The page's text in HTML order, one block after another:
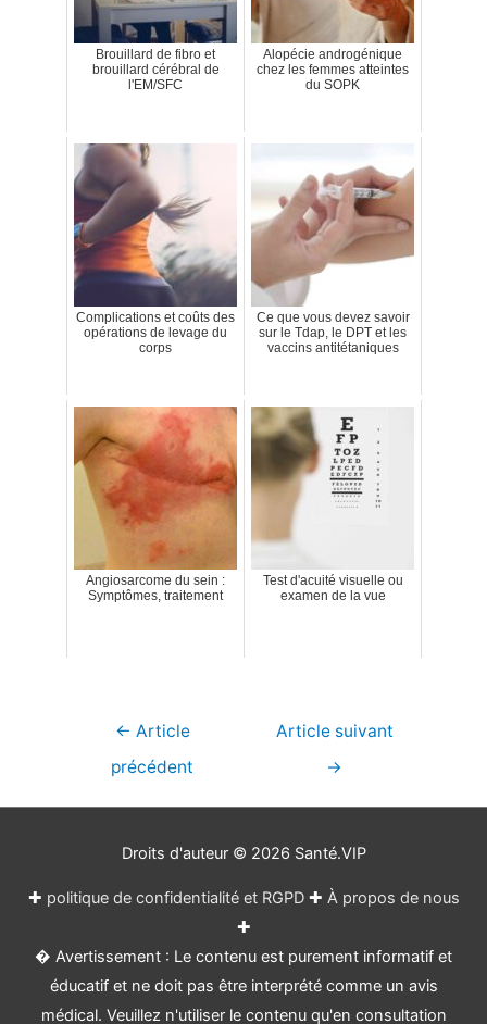
Brouillard de fibro et
brouillard cérébral de
l'EM/SFC
Alopécie androgénique
chez les femmes atteintes
du SOPK
Complications et coûts des
opérations de levage du
corps
Ce que vous devez savoir
sur le Tdap, le DPT et les
vaccins antitétaniques
Angiosarcome du sein :
Symptômes, traitement
Test d'acuité visuelle ou
examen de la vue
Navigation
← Article
précédent
Article suivant
→
Droits d'auteur © 2026 Santé.VIP
✚ politique de confidentialité et RGPD✚ À propos de nous
✚
� Avertissement : Le contenu est purement informatif et
éducatif et ne doit pas être interprété comme un avis
médical. Veuillez n'utiliser le contenu qu'en consultation